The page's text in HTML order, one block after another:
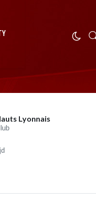
Lyonnais